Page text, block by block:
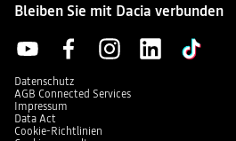
Bleiben Sie mit Dacia verbunden
Datenschutz
AGB Connected Services
Impressum
Data Act
Cookie-Richtlinien